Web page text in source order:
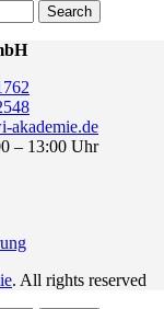
Search
akademie.de
– 13:00 Uhr
. All rights reserved